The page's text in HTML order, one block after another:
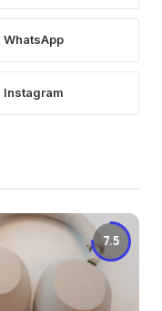
WhatsApp
Instagram
7.5